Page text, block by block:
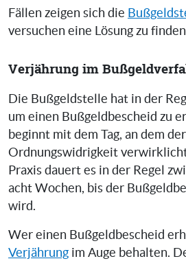
Fällen zeigen sich die
versuchen eine Lösung zu
Verjährung im
Die Bußgeldstelle hat in der
um einen Bußgeldbescheid zu
beginnt mit dem Tag, an dem
Ordnungswidrigkeit
Praxis dauert es in der Regel
acht Wochen, bis der
wird.
Wer einen Bußgeldbescheid
Verjährung im Auge behalten.